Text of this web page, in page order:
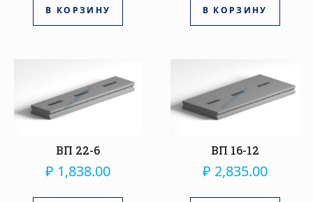
В КОРЗИНУ В КОРЗИНУ
ВП 22-6
₽ 1,838.00
ВП 16-12
₽ 2,835.00